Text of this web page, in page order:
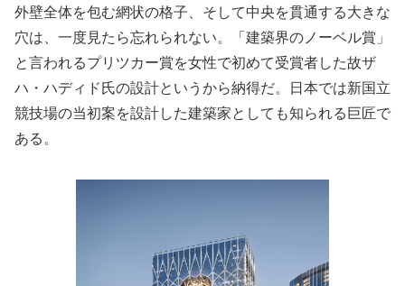
外壁全体を包む網状の格子、そして中央を貫通する大きな
穴は、一度見たら忘れられない。「建築界のノーベル賞」
と言われるプリツカー賞を女性で初めて受賞者した故ザ
ハ・ハディド氏の設計というから納得だ。日本では新国立
競技場の当初案を設計した建築家としても知られる巨匠で
ある。